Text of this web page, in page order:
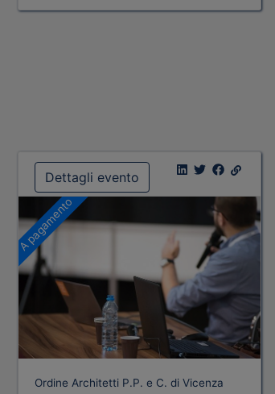
Dettagli evento
A pagamento
Ordine Architetti P.P. e C. di Vicenza